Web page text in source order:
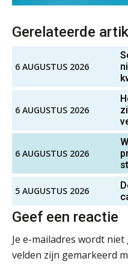
Gerelateerde
6 AUGUSTUS 2026
6 AUGUSTUS 2026
6 AUGUSTUS 2026
5 AUGUSTUS 2026
Geef een reactie
Je e-mailadres wordt niet
velden zijn gemarkeerd
De
Accountant –
aaff
Zelfstandig Assistent
PIA Group
Accountant Agri &
aaff
Gevorderd Assistent